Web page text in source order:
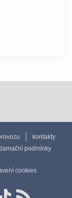
kontakty
podmínky
cookies